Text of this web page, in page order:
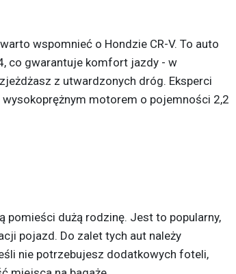
wspomnieć o Hondzie CR-V. To auto
co gwarantuje komfort jazdy - w
z utwardzonych dróg. Eksperci
motorem o pojemności 2,2
pomieści dużą rodzinę. Jest to popularny,
pojazd. Do zalet tych aut należy
nie potrzebujesz dodatkowych foteli,